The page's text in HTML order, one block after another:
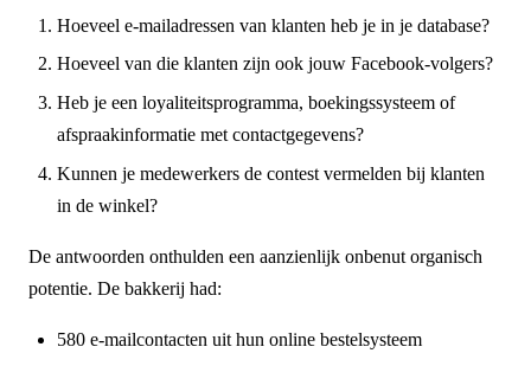
Hoeveel e-mailadressen van klanten heb je in je database?
Hoeveel van die klanten zijn ook jouw Facebook-volgers?
Heb je een loyaliteitsprogramma, boekingssysteem of
afspraakinformatie met contactgegevens?
Kunnen je medewerkers de contest vermelden bij klanten
in de winkel?
De antwoorden onthulden een aanzienlijk onbenut organisch
potentie. De bakkerij had:
580 e-mailcontacten uit hun online bestelsysteem